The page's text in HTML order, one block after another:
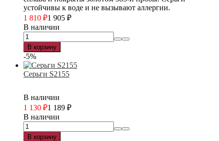
устойчивы к воде и не вызывают аллергии.
1 810 ₽1 905 ₽
В наличии
В корзину
-5%
Серьги S2155
В наличии
1 130 ₽1 189 ₽
В наличии
В корзину